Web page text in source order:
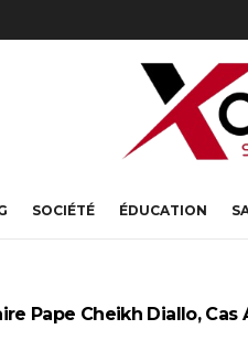
SOCIÉTÉ ÉDUCATION
Pape Cheikh Diallo,